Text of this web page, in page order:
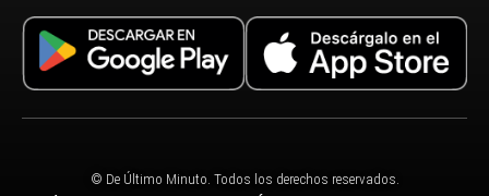
© De Último Minuto. Todos los derechos reservados.